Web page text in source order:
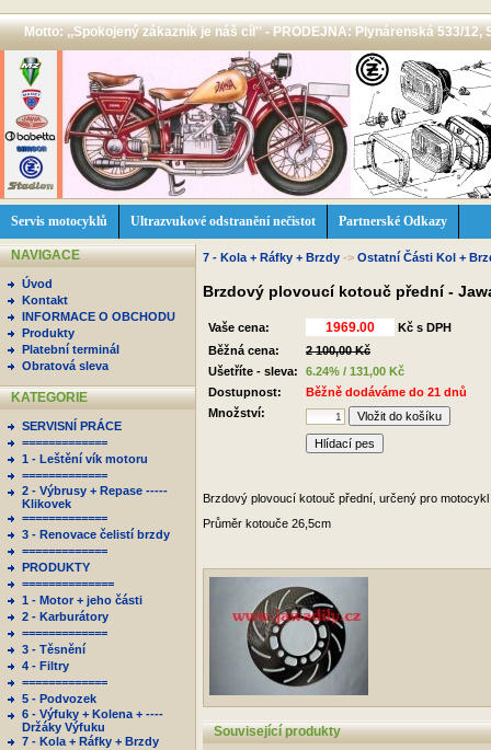
Motto: ,,Spokojený zákazník je náš cíl'' - PRODEJNA: Plynárenská 533/12,
Servis motocyklů Ultrazvukové odstranění nečistot Partnerské Odkazy
NAVIGACE
Úvod
Kontakt
INFORMACE O OBCHODU
Produkty
Platební terminál
Obratová sleva
KATEGORIE
SERVISNÍ PRÁCE
=============
1 - Leštění vík motoru
=============
2 - Výbrusy + Repase -----
Klikovek
=============
3 - Renovace čelistí brzdy
=============
PRODUKTY
==============
1 - Motor + jeho části
2 - Karburátory
=============
3 - Těsnění
4 - Filtry
=============
5 - Podvozek
6 - Výfuky + Kolena + ----
Držáky Výfuku
7 - Kola + Ráfky + Brzdy
7 - Kola + Ráfky + Brzdy -> Ostatní Části Kol +
Brzdový plovoucí kotouč přední -
Vaše cena:
Kč s DPH
Běžná cena:
2 100,00 Kč
Ušetříte - sleva:
6.24% / 131,00 Kč
Dostupnost:
Běžně dodáváme do 21 dnů
Množství:
Hlídací pes
Brzdový plovoucí kotouč přední, určený pro
Průměr kotouče 26,5cm
Související produkty